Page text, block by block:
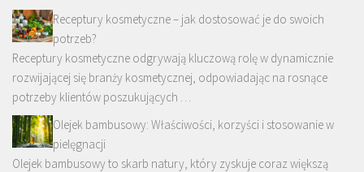
Receptury kosmetyczne – jak dostosować je do swoich
potrzeb?
Receptury kosmetyczne odgrywają kluczową rolę w dynamicznie
rozwijającej się branży kosmetycznej, odpowiadając na rosnące
potrzeby klientów poszukujących …
Olejek bambusowy: Właściwości, korzyści i stosowanie w
pielęgnacji
Olejek bambusowy to skarb natury, który zyskuje coraz większą